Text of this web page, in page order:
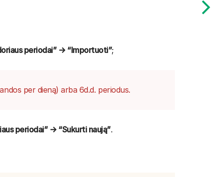
periodai” → “Importuoti”;
per dieną) arba 6d.d. periodus.
periodai” → “Sukurti naują”.